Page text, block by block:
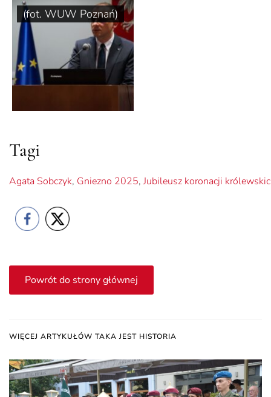
(fot. WUW Poznań)
Tagi
Agata Sobczyk, Gniezno 2025, Jubileusz koronacji
Powrót do strony głównej
WIĘCEJ ARTYKUŁÓW TAKA JEST HISTORIA